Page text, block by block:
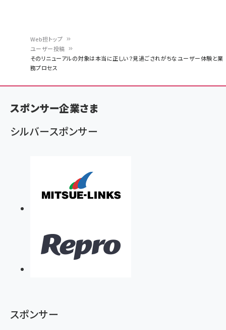
く
ず
Web担トップ
ユーザー投稿
そのリニューアルの対象は本当に正しい？見過ごされがちなユーザー体験と業
務プロセス
スポンサー企業さま
シルバースポンサー
スポンサー